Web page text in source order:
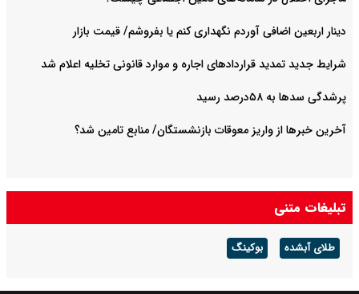
دینار اربعین اضافی آوردم نگهداری کنم یا بفروشم/ قیمت بازار
شرایط جدید تمدید قراردادهای اجاره و موارد قانونی تخلیه اعلام شد
پرشدگی سدها به ۵۸درصد رسید
آخرین خبرها از واریز معوقات بازنشستگان/ منابع تامین شد؟
تبلیغات متنی
طلای آبشده بوکینگ